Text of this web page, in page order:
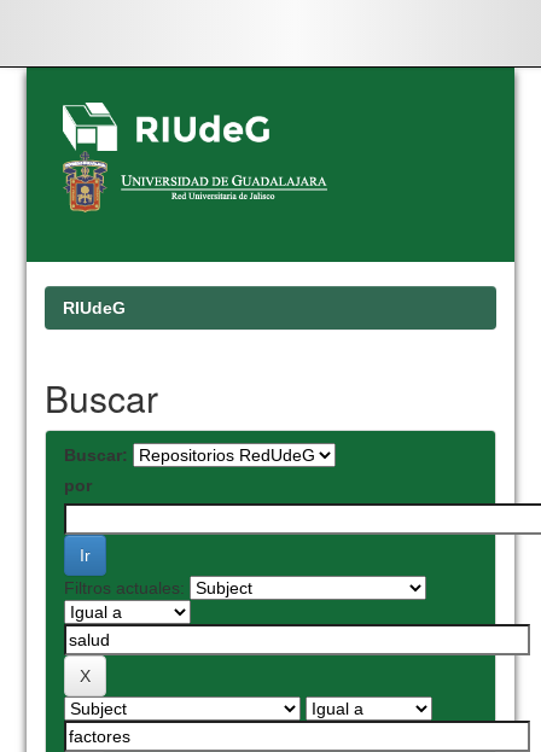
Skip
navigation
RIUdeG
Buscar
Buscar:
por
Filtros actuales: